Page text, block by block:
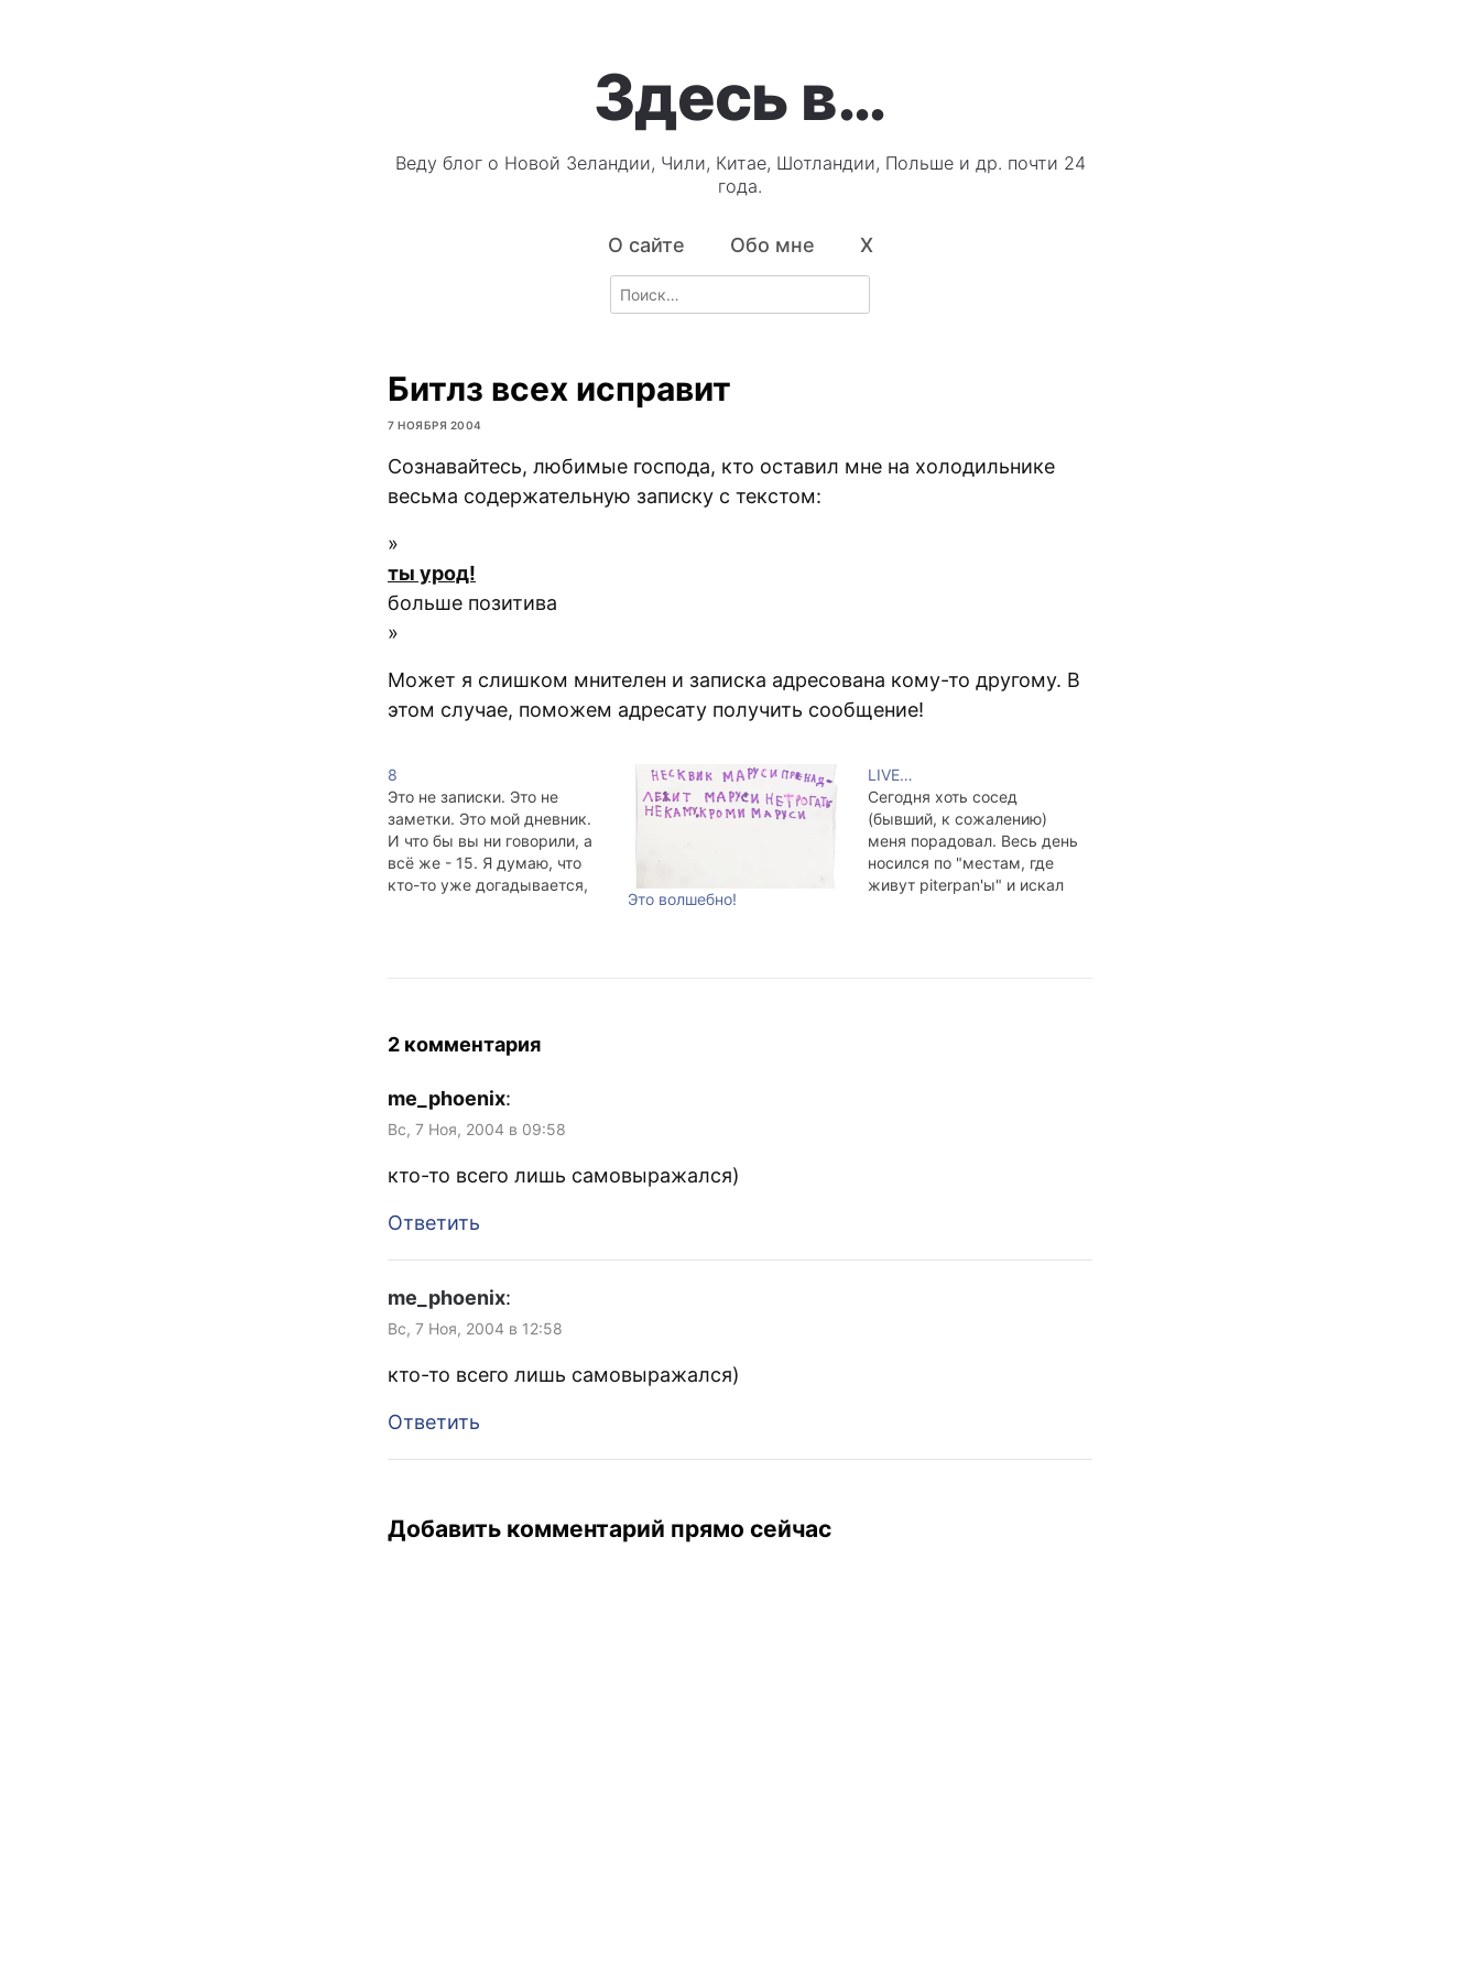
Здесь в…
Веду блог о Новой Зеландии, Чили, Китае, Шотландии, Польше и др. почти 24
года.
О сайте Обо мне X
Search
for:
Битлз всех исправит
7 НОЯБРЯ 2004
Сознавайтесь, любимые господа, кто оставил мне на холодильнике
весьма содержательную записку с текстом:
»
ты урод!
больше позитива
»
Может я слишком мнителен и записка адресована кому-то другому. В
этом случае, поможем адресату получить сообщение!
8
Это не записки. Это не
заметки. Это мой дневник.
И что бы вы ни говорили, а
всё же - 15. Я думаю, что
кто-то уже догадывается,
Это волшебно!
LIVE…
Сегодня хоть сосед
(бывший, к сожалению)
меня порадовал. Весь день
носился по "местам, где
живут piterpan'ы" и искал
2 комментария
me_phoenix:
Вс, 7 Ноя, 2004 в 09:58
кто-то всего лишь самовыражался)
Ответить
me_phoenix:
Вс, 7 Ноя, 2004 в 12:58
кто-то всего лишь самовыражался)
Ответить
Добавить комментарий прямо сейчас